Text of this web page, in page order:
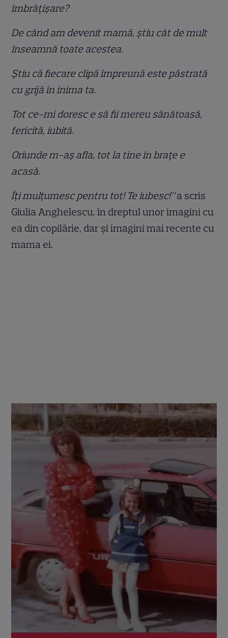
îmbrățișare?
De când am devenit mamă, știu cât de mult
înseamnă toate acestea.
Știu că fiecare clipă împreună este păstrată
cu grijă în inima ta.
Tot ce-mi doresc e să fii mereu sănătoasă,
fericită, iubită.
Oriunde m-aș afla, tot la tine în brațe e
acasă.
Îți mulțumesc pentru tot! Te iubesc!”a scris
Giulia Anghelescu, în dreptul unor imagini cu
ea din copilărie, dar și imagini mai recente cu
mama ei.